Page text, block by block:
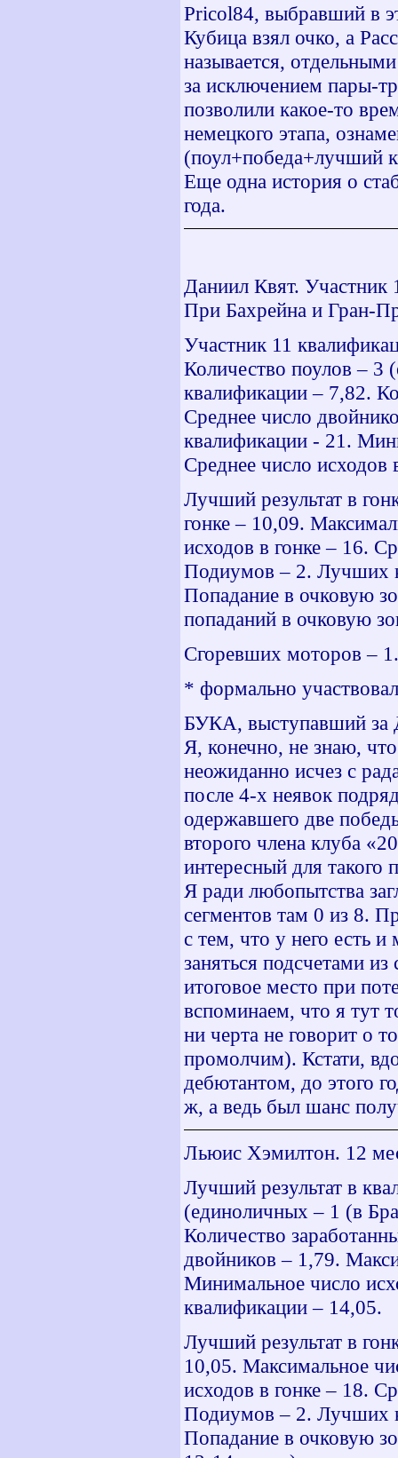
Pricol84, выбравший в
Кубица взял очко, а
называется,
за исключением пары-
позволили какое-то
немецкого этапа,
(поул+победа+лучший
Еще одна история о
года.
Даниил Квят.
При Бахрейна и Гран-
Участник 11
Количество поулов –
квалификации – 7,82.
Среднее число
квалификации - 21.
Среднее число
Лучший результат в
гонке – 10,09.
исходов в гонке – 16.
Подиумов – 2. Лучших
Попадание в очковую
попаданий в очковую
Сгоревших моторов –
* формально
БУКА, выступавший за
Я, конечно, не знаю,
неожиданно исчез с
после 4-х неявок
одержавшего две
второго члена клуба
интересный для такого
Я ради любопытства
сегментов там 0 из 8.
с тем, что у него есть
заняться подсчетами
итоговое место при
вспоминаем, что я тут
ни черта не говорит о
промолчим). Кстати,
дебютантом, до этого
ж, а ведь был шанс
Льюис Хэмилтон. 12
Лучший результат в
(единоличных – 1 (в
Количество
двойников – 1,79.
Минимальное число
квалификации – 14,05.
Лучший результат в
10,05. Максимальное
исходов в гонке – 18.
Подиумов – 2. Лучших
Попадание в очковую